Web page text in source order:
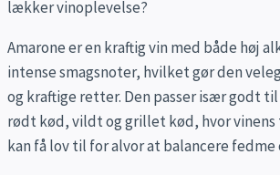
lækker vinoplevelse?
Amarone er en kraftig vin med både høj
intense smagsnoter, hvilket gør den
og kraftige retter. Den passer især godt
rødt kød, vildt og grillet kød, hvor vinens
kan få lov til for alvor at balancere fedme